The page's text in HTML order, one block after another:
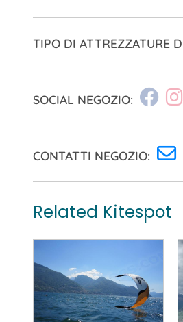
TIPO DI ATTREZZATURE
SOCIAL NEGOZIO:
CONTATTI NEGOZIO:
Related Kitespot